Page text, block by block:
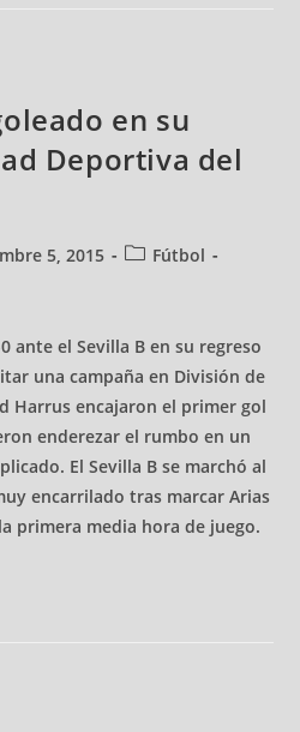
en su
Deportiva del
5, 2015
Fútbol
ante el Sevilla B en su regreso
una campaña en División de
Harrus encajaron el primer gol
enderezar el rumbo en un
El Sevilla B se marchó al
encarrilado tras marcar Arias
primera media hora de juego.